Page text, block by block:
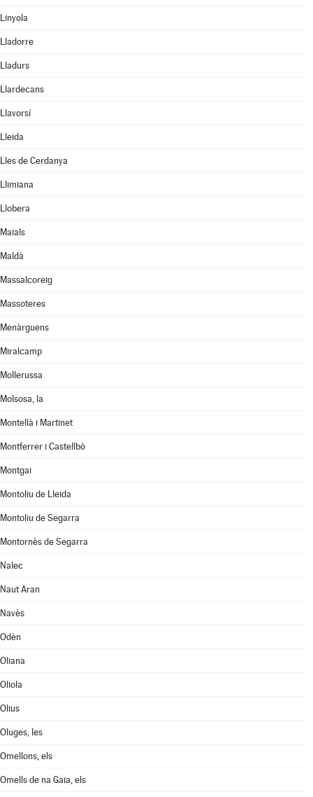
Linyola
Lladorre
Lladurs
Llardecans
Llavorsí
Lleida
Lles de Cerdanya
Llimiana
Llobera
Maials
Maldà
Massalcoreig
Massoteres
Menàrguens
Miralcamp
Mollerussa
Molsosa, la
Montellà i Martinet
Montferrer i Castellbò
Montgai
Montoliu de Lleida
Montoliu de Segarra
Montornès de Segarra
Nalec
Naut Aran
Navès
Odèn
Oliana
Oliola
Olius
Oluges, les
Omellons, els
Omells de na Gaia, els